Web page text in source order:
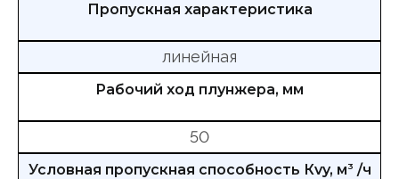
Пропускная характеристика
линейная
Рабочий ход плунжера, мм
50
Условная пропускная способность Кvy, м3 /ч